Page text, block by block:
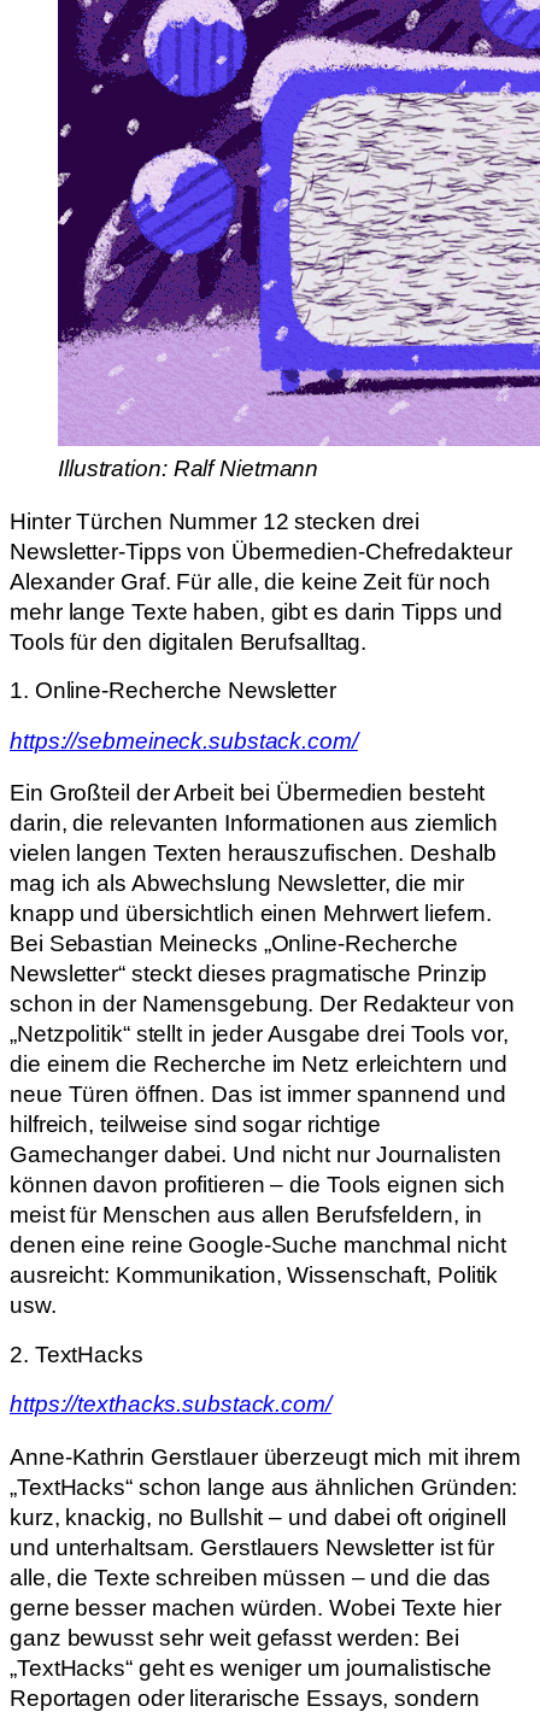
Illustration: Ralf Nietmann
Hinter Türchen Nummer 12 stecken drei
Newsletter-Tipps von Übermedien-Chefredakteur
Alexander Graf. Für alle, die keine Zeit für noch
mehr lange Texte haben, gibt es darin Tipps und
Tools für den digitalen Berufsalltag.
1. Online-Recherche Newsletter
https://sebmeineck.substack.com/
Ein Großteil der Arbeit bei Übermedien besteht
darin, die relevanten Informationen aus ziemlich
vielen langen Texten herauszufischen. Deshalb
mag ich als Abwechslung Newsletter, die mir
knapp und übersichtlich einen Mehrwert liefern.
Bei Sebastian Meinecks „Online-Recherche
Newsletter“ steckt dieses pragmatische Prinzip
schon in der Namensgebung. Der Redakteur von
„Netzpolitik“ stellt in jeder Ausgabe drei Tools vor,
die einem die Recherche im Netz erleichtern und
neue Türen öffnen. Das ist immer spannend und
hilfreich, teilweise sind sogar richtige
Gamechanger dabei. Und nicht nur Journalisten
können davon profitieren – die Tools eignen sich
meist für Menschen aus allen Berufsfeldern, in
denen eine reine Google-Suche manchmal nicht
ausreicht: Kommunikation, Wissenschaft, Politik
usw.
2. TextHacks
https://texthacks.substack.com/
Anne-Kathrin Gerstlauer überzeugt mich mit ihrem
„TextHacks“ schon lange aus ähnlichen Gründen:
kurz, knackig, no Bullshit – und dabei oft originell
und unterhaltsam. Gerstlauers Newsletter ist für
alle, die Texte schreiben müssen – und die das
gerne besser machen würden. Wobei Texte hier
ganz bewusst sehr weit gefasst werden: Bei
„TextHacks“ geht es weniger um journalistische
Reportagen oder literarische Essays, sondern